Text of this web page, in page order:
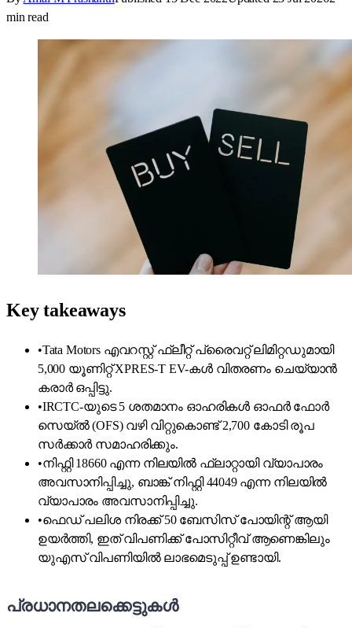
min read
Key takeaways
•Tata Motors എവറസ്റ്റ് ഫ്ലീറ്റ് പ്രൈവറ്റ് ലിമിറ്റഡുമായി
5,000 യൂണിറ്റ് XPRES-T EV-കൾ വിതരണം ചെയ്യാൻ
കരാർ ഒപ്പിട്ടു.
•IRCTC-യുടെ 5 ശതമാനം ഓഹരികൾ ഓഫർ ഫോർ
സെയ്ല്‍ (OFS) വഴി വിറ്റുകൊണ്ട് 2,700 കോടി രൂപ
സർക്കാർ സമാഹരിക്കും.
•നിഫ്റ്റി 18660 എന്ന നിലയിൽ ഫ്ലാറ്റായി വ്യാപാരം
അവസാനിപ്പിച്ചു, ബാങ്ക് നിഫ്റ്റി 44049 എന്ന നിലയിൽ
വ്യാപാരം അവസാനിപ്പിച്ചു.
•ഫെഡ് പലിശ നിരക്ക് 50 ബേസിസ് പോയിന്റ് ആയി
ഉയർത്തി, ഇത് വിപണിക്ക് പോസിറ്റീവ് ആണെങ്കിലും
യുഎസ് വിപണിയിൽ ലാഭമെടുപ്പ് ഉണ്ടായി.
പ്രധാനതലക്കെട്ടുകൾ